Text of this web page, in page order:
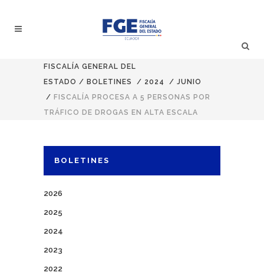
FISCALÍA GENERAL DEL
ESTADO / BOLETINES / 2024 / JUNIO
/ FISCALÍA PROCESA A 5 PERSONAS POR
TRÁFICO DE DROGAS EN ALTA ESCALA
BOLETINES
2026
2025
2024
2023
2022